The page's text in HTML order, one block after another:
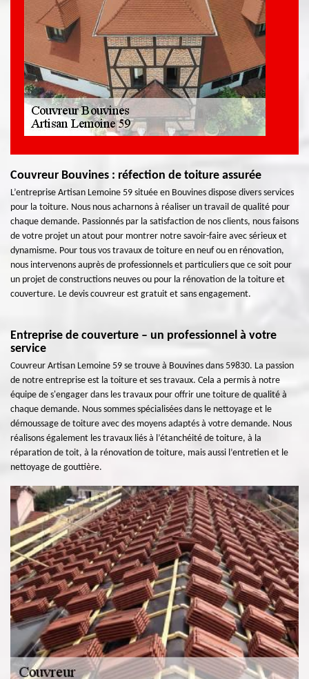
Couvreur Bouvines : réfection de toiture assurée
L’entreprise Artisan Lemoine 59 située en Bouvines dispose divers services
pour la toiture. Nous nous acharnons à réaliser un travail de qualité pour
chaque demande. Passionnés par la satisfaction de nos clients, nous faisons
de votre projet un atout pour montrer notre savoir-faire avec sérieux et
dynamisme. Pour tous vos travaux de toiture en neuf ou en rénovation,
nous intervenons auprès de professionnels et particuliers que ce soit pour
un projet de constructions neuves ou pour la rénovation de la toiture et
couverture. Le devis couvreur est gratuit et sans engagement.
Entreprise de couverture – un professionnel à votre
service
Couvreur Artisan Lemoine 59 se trouve à Bouvines dans 59830. La passion
de notre entreprise est la toiture et ses travaux. Cela a permis à notre
équipe de s'engager dans les travaux pour offrir une toiture de qualité à
chaque demande. Nous sommes spécialisées dans le nettoyage et le
démoussage de toiture avec des moyens adaptés à votre demande. Nous
réalisons également les travaux liés à l’étanchéité de toiture, à la
réparation de toit, à la rénovation de toiture, mais aussi l’entretien et le
nettoyage de gouttière.